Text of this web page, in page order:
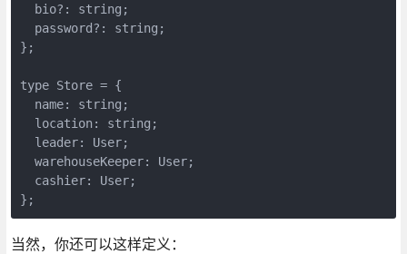
  bio?: string;
  password?: string;
};
type Store = {
  name: string;
  location: string;
  leader: User;
  warehouseKeeper: User;
  cashier: User;
};
当然，你还可以这样定义：